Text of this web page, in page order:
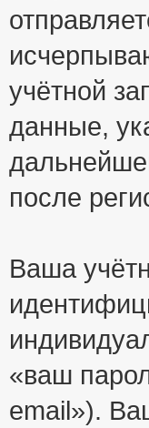
учётной
данные,
после
Ваша
«ваш
email»).